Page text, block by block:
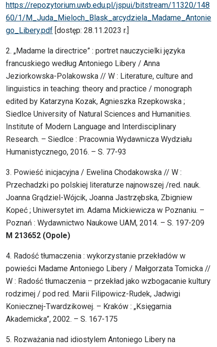
https://repozytorium.uwb.edu.pl/jspui/bitstream/11320/148
60/1/M_Juda_Mieloch_Blask_arcydziela_Madame_Antonie
go_Libery.pdf [dostęp: 28.11.2023 r.]
2. „Madame la directrice” : portret nauczycielki języka
francuskiego według Antoniego Libery / Anna
Jeziorkowska-Polakowska // W : Literature, culture and
linguistics in teaching: theory and practice / monograph
edited by Katarzyna Kozak, Agnieszka Rzepkowska ;
Siedlce University of Natural Sciences and Humanities.
Institute of Modern Language and Interdisciplinary
Research. – Siedlce : Pracownia Wydawnicza Wydziału
Humanistycznego, 2016. – S. 77-93
3. Powieść inicjacyjna / Ewelina Chodakowska // W :
Przechadzki po polskiej literaturze najnowszej /red. nauk.
Joanna Grądziel-Wójcik, Joanna Jastrzębska, Zbigniew
Kopeć ; Uniwersytet im. Adama Mickiewicza w Poznaniu. –
Poznań : Wydawnictwo Naukowe UAM, 2014. – S. 197-209
M 213652 (Opole)
4. Radość tłumaczenia : wykorzystanie przekładów w
powieści Madame Antoniego Libery / Małgorzata Tomicka //
W : Radość tłumaczenia – przekład jako wzbogacanie kultury
rodzimej / pod red. Marii Filipowicz-Rudek, Jadwigi
Koniecznej-Twardzikowej. – Kraków : „Księgarnia
Akademicka”, 2002. – S. 167-175
5. Rozważania nad idiostylem Antoniego Libery na